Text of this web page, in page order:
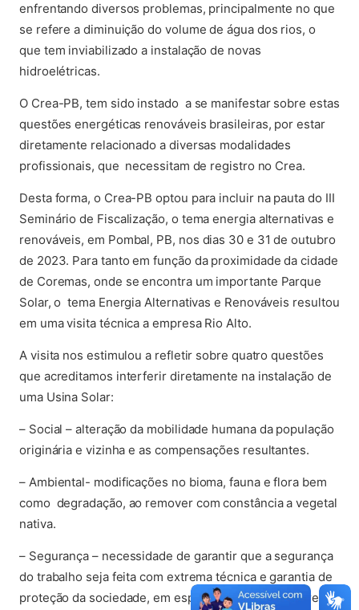
enfrentando diversos problemas, principalmente no que
se refere a diminuição do volume de água dos rios, o
que tem inviabilizado a instalação de novas
hidroelétricas.
O Crea-PB, tem sido instado a se manifestar sobre estas
questões energéticas renováveis brasileiras, por estar
diretamente relacionado a diversas modalidades
profissionais, que necessitam de registro no Crea.
Desta forma, o Crea-PB optou para incluir na pauta do III
Seminário de Fiscalização, o tema energia alternativas e
renováveis, em Pombal, PB, nos dias 30 e 31 de outubro
de 2023. Para tanto em função da proximidade da cidade
de Coremas, onde se encontra um importante Parque
Solar, o tema Energia Alternativas e Renováveis resultou
em uma visita técnica a empresa Rio Alto.
A visita nos estimulou a refletir sobre quatro questões
que acreditamos interferir diretamente na instalação de
uma Usina Solar:
– Social – alteração da mobilidade humana da população
originária e vizinha e as compensações resultantes.
– Ambiental- modificações no bioma, fauna e flora bem
como degradação, ao remover com constância a vegetal
nativa.
– Segurança – necessidade de garantir que a segurança
do trabalho seja feita com extrema técnica e garantia de
proteção da sociedade, em especial dos trabalhadores.